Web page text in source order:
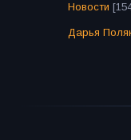
Новости
Дарья